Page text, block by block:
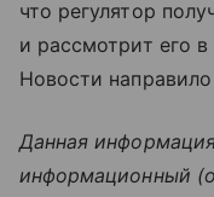
что регулятор
и рассмотрит его
Новости
Данная
информационный